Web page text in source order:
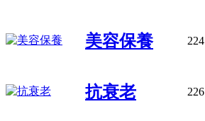
美容保養 224
抗衰老 226